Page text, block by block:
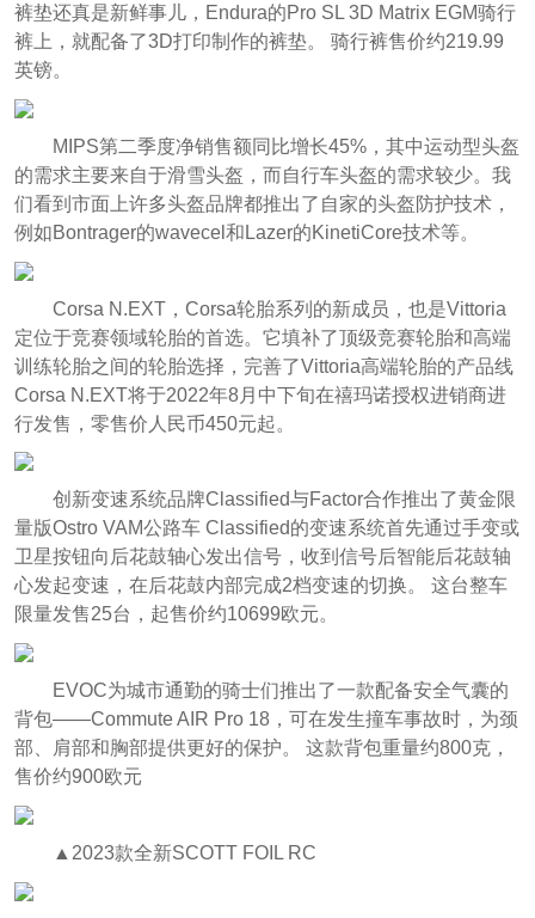
裤垫还真是新鲜事儿，Endura的Pro SL 3D Matrix EGM骑行
裤上，就配备了3D打印制作的裤垫。 骑行裤售价约219.99
英镑。
MIPS第二季度净销售额同比增长45%，其中运动型头盔
的需求主要来自于滑雪头盔，而自行车头盔的需求较少。我
们看到市面上许多头盔品牌都推出了自家的头盔防护技术，
例如Bontrager的wavecel和Lazer的KinetiCore技术等。
Corsa N.EXT，Corsa轮胎系列的新成员，也是Vittoria
定位于竞赛领域轮胎的首选。它填补了顶级竞赛轮胎和高端
训练轮胎之间的轮胎选择，完善了Vittoria高端轮胎的产品线
Corsa N.EXT将于2022年8月中下旬在禧玛诺授权进销商进
行发售，零售价人民币450元起。
创新变速系统品牌Classified与Factor合作推出了黄金限
量版Ostro VAM公路车 Classified的变速系统首先通过手变或
卫星按钮向后花鼓轴心发出信号，收到信号后智能后花鼓轴
心发起变速，在后花鼓内部完成2档变速的切换。 这台整车
限量发售25台，起售价约10699欧元。
EVOC为城市通勤的骑士们推出了一款配备安全气囊的
背包——Commute AIR Pro 18，可在发生撞车事故时，为颈
部、肩部和胸部提供更好的保护。 这款背包重量约800克，
售价约900欧元
▲2023款全新SCOTT FOIL RC